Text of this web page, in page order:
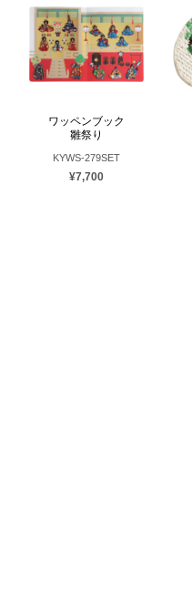
ワッペンブック
雛祭り
KYWS-279SET
¥7,700